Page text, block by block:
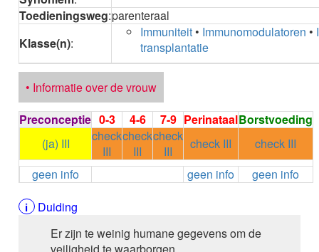
AGALSIDASE bèta
AGOMELATINE
ALBIGLUTIDE
ALBUTREPENONACOG ALFA
Stollingsfactor IX; Factor IX
ALCOHOL
ETHANOL
ALECTINIB
ALEMTUZUMAB
ALENDRONAAT
ALENDRONAAT/VIT D3
ALENDRONAAT / VITAMINE D3 / CACO3
ALFENTANYL HCl
ALFUZOSINE
ALGELDRAAT
Toedieningsweg:parenteraal
Klasse(n):
Immuniteit • Immunomodulatoren •
transplantatie
• Informatie over de vrouw
Preconceptie 0-3 4-6 7-9 PerinataalBorstvoeding
(ja) III
check
III
check
III
check
III
check III
check III
geen info
geen info
geen info
Duiding
Er zijn te weinig humane gegevens om de